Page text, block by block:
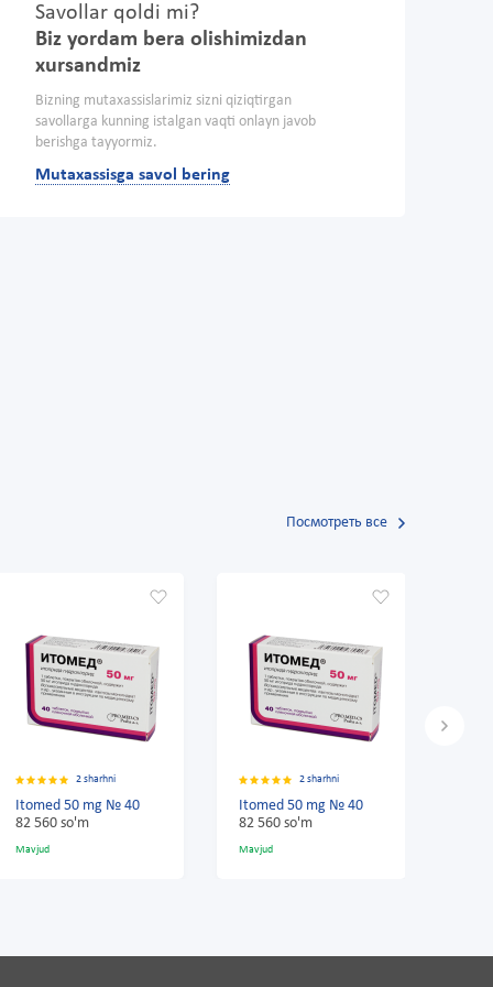
Savollar qoldi mi?
Biz yordam bera olishimizdan
xursandmiz
Bizning mutaxassislarimiz sizni qiziqtirgan
savollarga kunning istalgan vaqti onlayn javob
berishga tayyormiz.
Mutaxassisga savol bering
Посмотреть все
2 sharhni
Itomed 50 mg № 40
82 560 so'm
Mavjud
2 sharhni
Itomed 50 mg № 40
82 560 so'm
Mavjud